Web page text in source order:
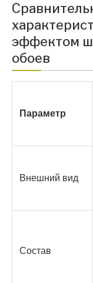
эффектом
обоев
Параметр
Внешний вид
Состав